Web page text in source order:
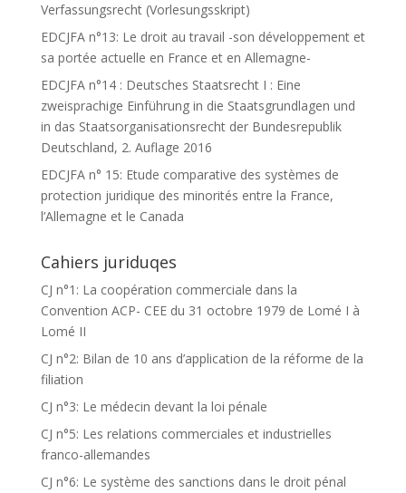
Verfassungsrecht (Vorlesungsskript)
EDCJFA n°13: Le droit au travail -son développement et
sa portée actuelle en France et en Allemagne-
EDCJFA n°14 : Deutsches Staatsrecht I : Eine
zweisprachige Einführung in die Staatsgrundlagen und
in das Staatsorganisationsrecht der Bundesrepublik
Deutschland, 2. Auflage 2016
EDCJFA n° 15: Etude comparative des systèmes de
protection juridique des minorités entre la France,
l’Allemagne et le Canada
Cahiers juriduqes
CJ n°1: La coopération commerciale dans la
Convention ACP- CEE du 31 octobre 1979 de Lomé I à
Lomé II
CJ n°2: Bilan de 10 ans d’application de la réforme de la
filiation
CJ n°3: Le médecin devant la loi pénale
CJ n°5: Les relations commerciales et industrielles
franco-allemandes
CJ n°6: Le système des sanctions dans le droit pénal